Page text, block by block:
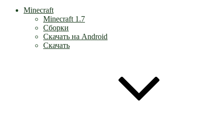
Minecraft
Minecraft 1.7
Сборки
Скачать на Android
Скачать